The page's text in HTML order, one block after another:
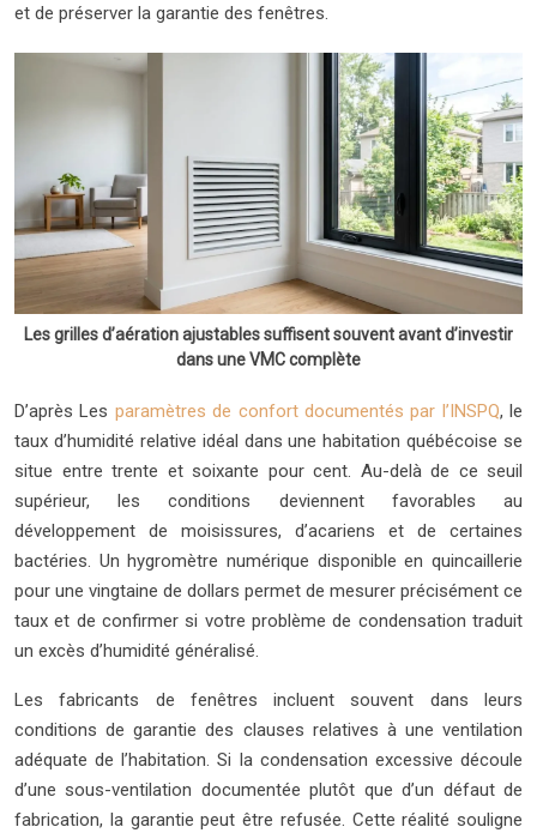
et de préserver la garantie des fenêtres.
Les grilles d’aération ajustables suffisent souvent avant d’investir
dans une VMC complète
D’aprèsLes paramètres de confort documentés par l’INSPQ, le
taux d’humidité relative idéal dans une habitation québécoise se
situe entre trente et soixante pour cent. Au-delà de ce seuil
supérieur, les conditions deviennent favorables au
développement de moisissures, d’acariens et de certaines
bactéries. Un hygromètre numérique disponible en quincaillerie
pour une vingtaine de dollars permet de mesurer précisément ce
taux et de confirmer si votre problème de condensation traduit
un excès d’humidité généralisé.
Les fabricants de fenêtres incluent souvent dans leurs
conditions de garantie des clauses relatives à une ventilation
adéquate de l’habitation. Si la condensation excessive découle
d’une sous-ventilation documentée plutôt que d’un défaut de
fabrication, la garantie peut être refusée. Cette réalité souligne